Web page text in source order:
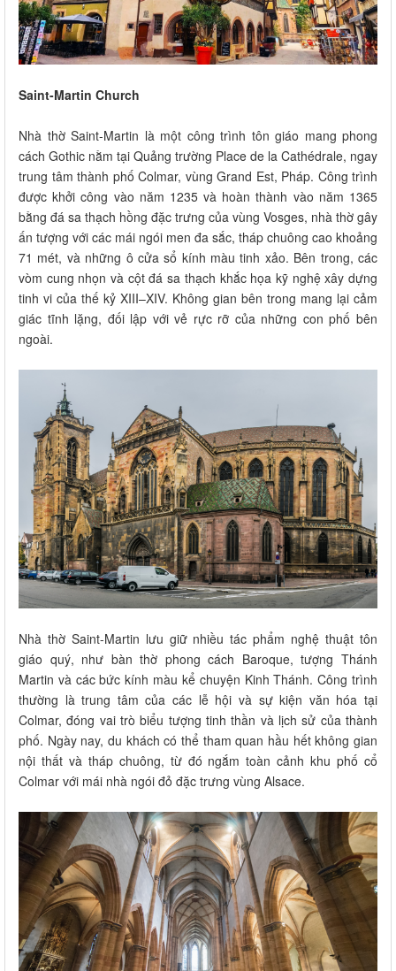
Saint-Martin Church
Nhà thờ Saint-Martin là một công trình tôn giáo mang phong
cách Gothic nằm tại Quảng trường Place de la Cathédrale, ngay
trung tâm thành phố Colmar, vùng Grand Est, Pháp. Công trình
được khởi công vào năm 1235 và hoàn thành vào năm 1365
bằng đá sa thạch hồng đặc trưng của vùng Vosges, nhà thờ gây
ấn tượng với các mái ngói men đa sắc, tháp chuông cao khoảng
71 mét, và những ô cửa sổ kính màu tinh xảo. Bên trong, các
vòm cung nhọn và cột đá sa thạch khắc họa kỹ nghệ xây dựng
tinh vi của thế kỷ XIII–XIV. Không gian bên trong mang lại cảm
giác tĩnh lặng, đối lập với vẻ rực rỡ của những con phố bên
ngoài.
Nhà thờ Saint-Martin lưu giữ nhiều tác phẩm nghệ thuật tôn
giáo quý, như bàn thờ phong cách Baroque, tượng Thánh
Martin và các bức kính màu kể chuyện Kinh Thánh. Công trình
thường là trung tâm của các lễ hội và sự kiện văn hóa tại
Colmar, đóng vai trò biểu tượng tinh thần và lịch sử của thành
phố. Ngày nay, du khách có thể tham quan hầu hết không gian
nội thất và tháp chuông, từ đó ngắm toàn cảnh khu phố cổ
Colmar với mái nhà ngói đỏ đặc trưng vùng Alsace.